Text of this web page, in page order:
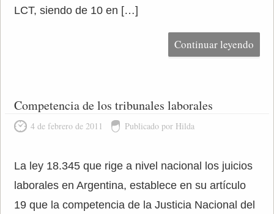
LCT, siendo de 10 en […]
Continuar leyendo
Competencia de los tribunales laborales
4 de febrero de 2011 Publicado por Hilda
La ley 18.345 que rige a nivel nacional los juicios
laborales en Argentina, establece en su artículo
19 que la competencia de la Justicia Nacional del